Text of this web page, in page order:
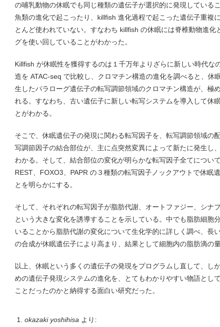
の哺乳動物の休眠でも同じ種類の遺伝子が選択的に発現している
魚類の進化で起こったり、killfish 進化過程で起こった遺伝子重複
とんど使われていない。すなわち killfish の休眠には脊椎動物進
グを使い回していることがわかった。
Killfish が休眠性を獲得するのは１千万年よりざらに新しい時代な
造を ATAC-seq で比較し、クロマチン構造の進化を調べると、休
生したパラローグ遺伝子の転写調節領域のクロマチン構造が、極
れる。すなわち、古い遺伝子に新しい転写システムを導入して休
とがわかる。
そこで、休眠遺伝子の発現に関わる転写因子を、転写調節領域の
写調節因子の結合部位が、主に点突然変異によって新たに発生し
わかる。そして、結合部位の変化が明らかな転写因子全てについ
REST、FOXO3、PAPR の３種類の転写因子ノックアウトで休眠
とを明らかにする。
そして、それぞれの転写因子が脂肪代謝、オートファジー、シナ
という大きな変化を誘導することを示している。中でも脂肪細胞
いることから脂肪代謝の変化について生化学的に詳しく調べ、長
の合成が休眠遺伝子により高まり、結果として細胞内の脂肪滴の
以上、休眠という多くの遺伝子の発現をプログラムし直して、し
めの遺伝子発現システムの進化を、とてもわかりやすい物語とし
ことだったのかと納得する面白い研究だった。
okazaki yoshihisa より: